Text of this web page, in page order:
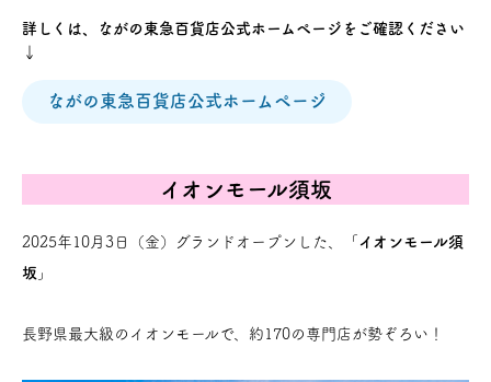
詳しくは、ながの東急百貨店公式ホームページをご確認ください
↓
ながの東急百貨店公式ホームページ
イオンモール須坂
2025年10月3日（金）グランドオープンした、「 イオンモール須
坂 」
長野県最大級のイオンモールで、約170の専門店が勢ぞろい！